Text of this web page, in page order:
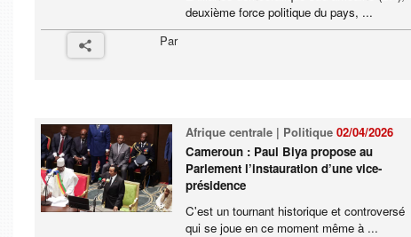
deuxième force politique du pays, ...
Par
Afrique centrale | Politique02/04/2026
Cameroun : Paul Biya propose au
Parlement l’instauration d’une vice-
présidence
C'est un tournant historique et controversé
qui se joue en ce moment même à ...